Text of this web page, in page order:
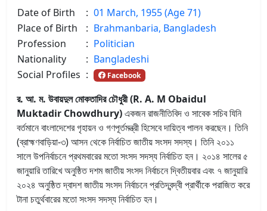
Date of Birth
: 01 March, 1955 (Age 71)
Place of Birth
: Brahmanbaria, Bangladesh
Profession
: Politician
Nationality
: Bangladeshi
Social Profiles : Facebook
র. আ. ম. উবায়দুল মোকতাদির চৌধুরী (R. A. M Obaidul
Muktadir Chowdhury)একজন রাজনীতিবিদ ও সাবেক সচিব যিনি
বর্তমানে বাংলাদেশের গৃহায়ন ও গণপূর্তমন্ত্রী হিসেবে দায়িত্ব পালন করছেন। তিনি
(ব্রাহ্মণবাড়িয়া-৩) আসন থেকে নির্বাচিত জাতীয় সংসদ সদস্য। তিনি ২০১১
সালে উপনির্বাচনে প্রথমবারের মতো সংসদ সদস্য নির্বাচিত হন। ২০১৪ সালের ৫
জানুয়ারি তারিখে অনুষ্ঠিত দশম জাতীয় সংসদ নির্বাচনে দ্বিতীয়বার এবং ৭ জানুয়ারি
২০২৪ অনুষ্ঠিত দ্বাদশ জাতীয় সংসদ নির্বাচনে প্রতিদ্বন্দ্বী প্রার্থীকে পরাজিত করে
টানা চতুর্থবারের মতো সংসদ সদস্য নির্বাচিত হন।